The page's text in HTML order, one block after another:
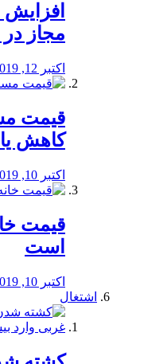
مجاز در
اکتبر 12, 2019
کاهش
اکتبر 10, 2019
قیمت
است
اکتبر 10, 2019
اشتغال